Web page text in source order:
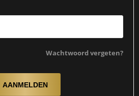
Wachtwoord vergeten?